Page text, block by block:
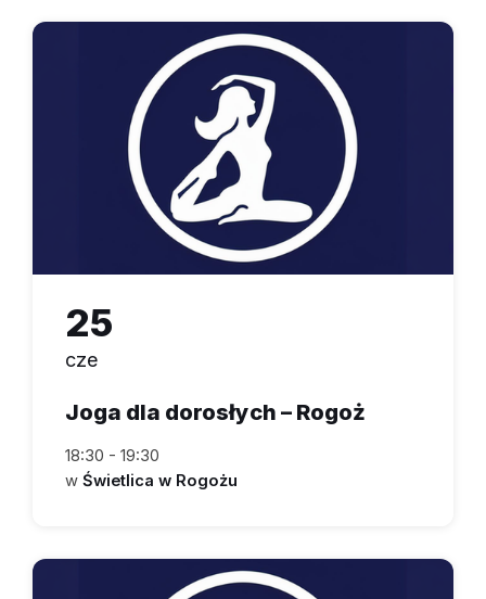
25
cze
Joga dla dorosłych – Rogoż
18:30 - 19:30
w Świetlica w Rogożu